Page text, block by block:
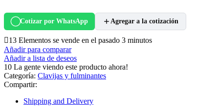
Cotizar por WhatsApp Agregar a la cotización
13 Elementos se vende en el pasado 3 minutos
Añadir para comparar
Añadir a lista de deseos
10 La gente viendo este producto ahora!
Categoría: Clavijas y fulminantes
Compartir:
Shipping and Delivery